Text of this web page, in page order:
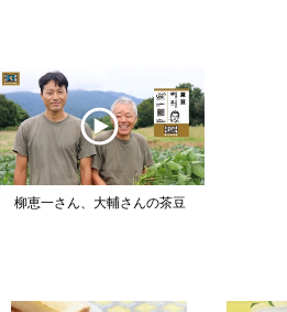
柳恵一さん、大輔さんの茶豆